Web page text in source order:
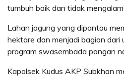
tumbuh baik dan tidak
Lahan jagung yang dipantau
hektare dan menjadi bagian dari
program swasembada pangan
Kapolsek Kudus AKP Subkhan